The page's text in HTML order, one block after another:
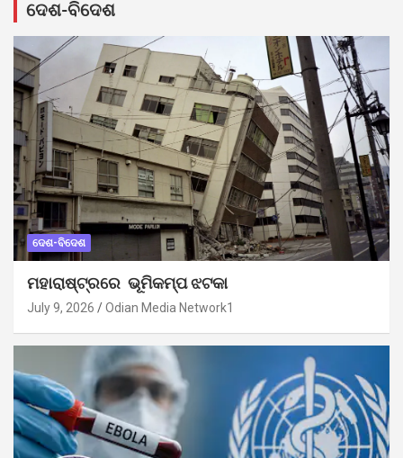
ଦେଶ-ବିଦେଶ
ଦେଶ-ବିଦେଶ
ମହାରାଷ୍ଟ୍ରରେ ଭୂମିକମ୍ପ ଝଟକା
July 9, 2026 Odian Media Network1